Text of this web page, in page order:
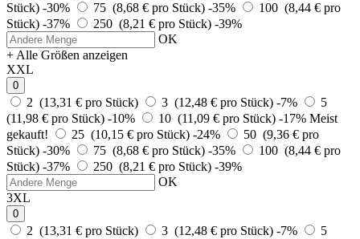
Stück) -30% 75 (8,68 € pro Stück) -35%
100 (8,44 € pro
Stück) -37% 250 (8,21 € pro Stück) -39%
OK
+ Alle Größen anzeigen
XXL
0
2 (13,31 € pro Stück) 3 (12,48 € pro Stück) -7%
5
(11,98 € pro Stück) -10% 10 (11,09 € pro Stück) -17% Meist
gekauft!
25 (10,15 € pro Stück) -24%
50 (9,36 € pro
Stück) -30% 75 (8,68 € pro Stück) -35%
100 (8,44 € pro
Stück) -37% 250 (8,21 € pro Stück) -39%
OK
3XL
0
2 (13,31 € pro Stück) 3 (12,48 € pro Stück) -7%
5